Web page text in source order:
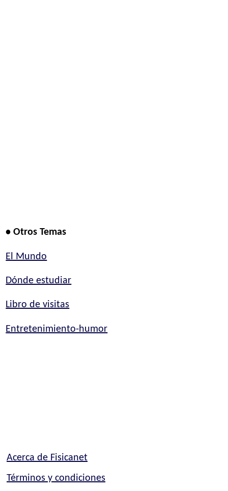
• Otros Temas
El Mundo
Dónde estudiar
Libro de visitas
Entretenimiento-humor
Acerca de Fisicanet
Términos y condiciones